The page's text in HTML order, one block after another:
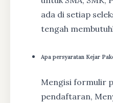
ada di setiap
tengah
Apa persyaratan Kejar
Mengisi formulir
pendaftaran,